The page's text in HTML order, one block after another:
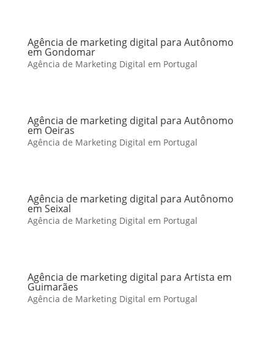
Agência de marketing digital para Autônomo
em Gondomar
Agência de Marketing Digital em Portugal
Agência de marketing digital para Autônomo
em Oeiras
Agência de Marketing Digital em Portugal
Agência de marketing digital para Autônomo
em Seixal
Agência de Marketing Digital em Portugal
Agência de marketing digital para Artista em
Guimarães
Agência de Marketing Digital em Portugal